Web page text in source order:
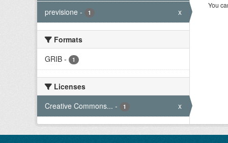
previsione - 1 x
Formats
GRIB - 1
Licenses
Creative Commons... - 1 x
You